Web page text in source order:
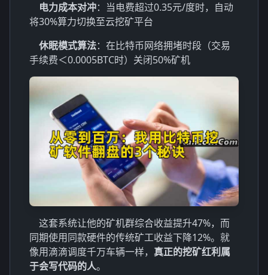
电力成本对冲：当电费超过0.35元/度时，自动
将30%算力切换至云挖矿平台
休眠模式算法：在比特币网络拥堵时段（交易
手续费＜0.0005BTC时）关闭50%矿机
这套系统让他的矿机群综合收益提升47%，而
同期使用同款硬件的传统矿工收益下降12%。就
像用滴滴调度千万车辆一样， 真正的挖矿红利属
于会写代码的人。